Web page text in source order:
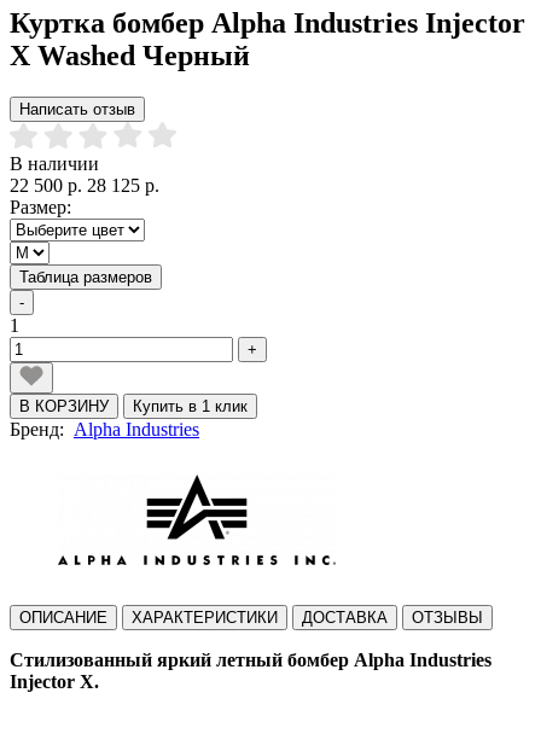
Куртка бомбер Alpha Industries Injector
X Washed Черный
Написать отзыв
В наличии
22 500 р. 28 125 р.
Размер:
Таблица размеров
-
1
+
В КОРЗИНУ Купить в 1 клик
Бренд: Alpha Industries
ОПИСАНИЕ ХАРАКТЕРИСТИКИ ДОСТАВКА ОТЗЫВЫ
Стилизованный яркий летный бомбер Alpha Industries
Injector X.